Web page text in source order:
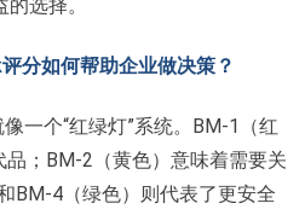
选择。
分如何帮助企业做决策？
一个“红绿灯”系统。BM-1（红
；BM-2（黄色）意味着需要关
BM-4（绿色）则代表了更安全